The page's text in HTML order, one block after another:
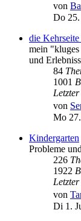
von
Do
die
mein
und
84
1001
von
Mo
Kindergarten
Probleme
226
1922
von
Di 1.